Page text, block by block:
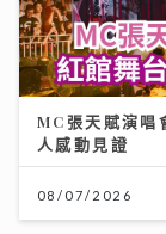
MC張天賦演唱
人感動見證
08/07/2026